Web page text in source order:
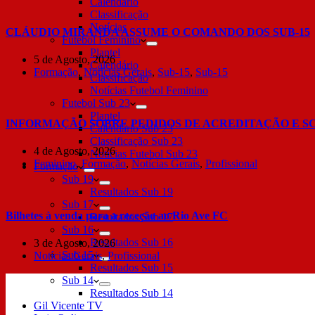
Classificação
Notícias
Futebol Feminino
Plantel
Calendário
Classificação
Notícias Futebol Feminino
Futebol Sub 23
Plantel
Calendário Sub 23
Classificação Sub 23
Notícias Futebol Sub 23
Formação
Sub 19
Resultados Sub 19
Sub 17
Resultados Sub 17
Sub 16
Resultados Sub 16
Sub 15
Resultados Sub 15
Sub 14
Resultados Sub 14
Gil Vicente TV
CLÁUDIO MIRANDA ASSUME O COMANDO DOS SUB-15
5 de Agosto, 2026
Formação, Notícias Gerais, Sub-15, Sub-15
INFORMAÇÃO SOBRE PEDIDOS DE ACREDITAÇÃO E
4 de Agosto, 2026
Feminino,Formação, Notícias Gerais, Profissional
Bilhetes à venda para a receção ao Rio Ave FC
3 de Agosto, 2026
Notícias Gerais,Profissional